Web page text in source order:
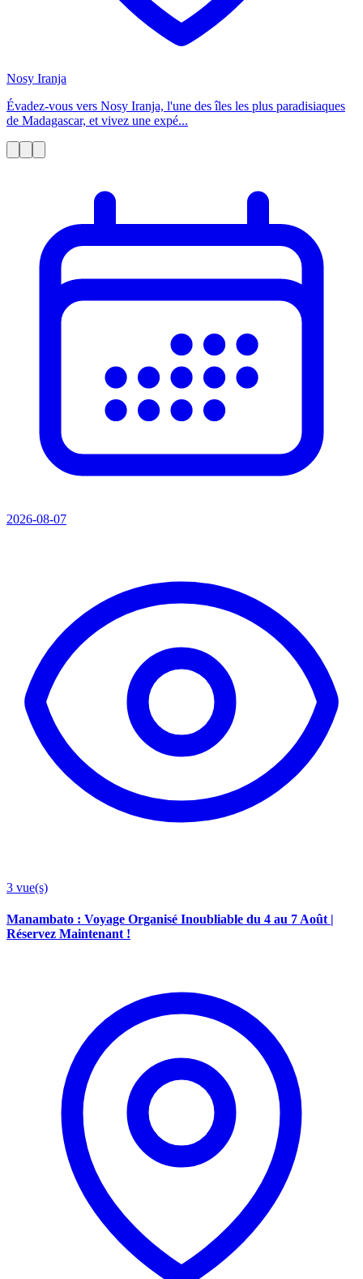
Nosy Iranja
Évadez-vous vers Nosy Iranja, l'une des îles les plus paradisiaques
de Madagascar, et vivez une expé...
2026-08-07
3 vue(s)
Manambato : Voyage Organisé Inoubliable du 4 au 7 Août |
Réservez Maintenant !